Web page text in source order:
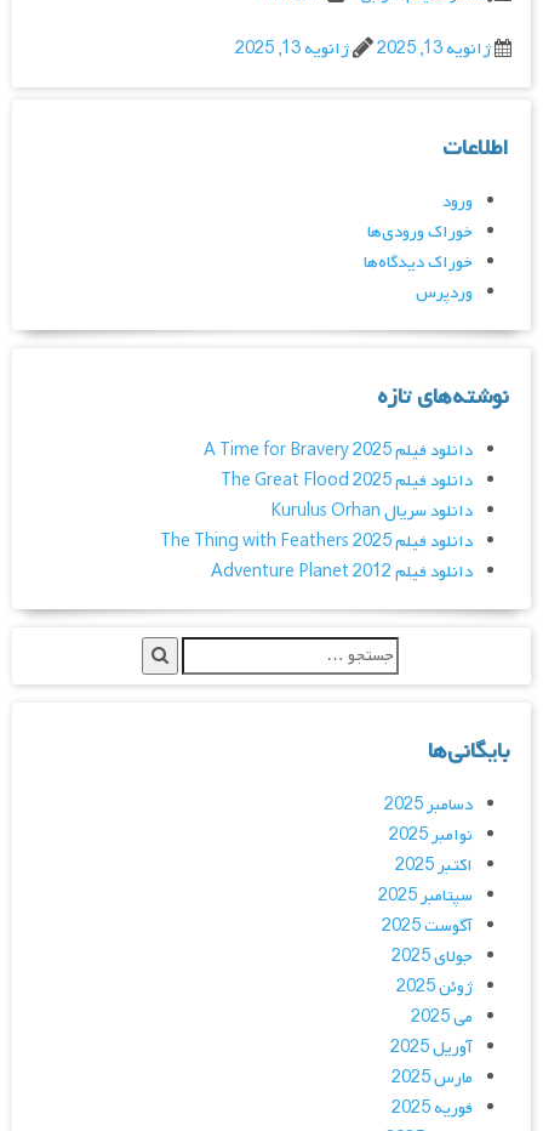
ژانویه 13, 2025
ژانویه 13, 2025
اطلاعات
ورود
خوراک ورودی‌ها
خوراک دیدگاه‌ها
وردپرس
نوشته‌های تازه
دانلود فیلم A Time for Bravery 2025
دانلود فیلم The Great Flood 2025
دانلود سریال Kurulus Orhan
دانلود فیلم The Thing with Feathers 2025
دانلود فیلم Adventure Planet 2012
بایگانی‌ها
دسامبر 2025
نوامبر 2025
اکتبر 2025
سپتامبر 2025
آگوست 2025
جولای 2025
ژوئن 2025
می 2025
آوریل 2025
مارس 2025
فوریه 2025